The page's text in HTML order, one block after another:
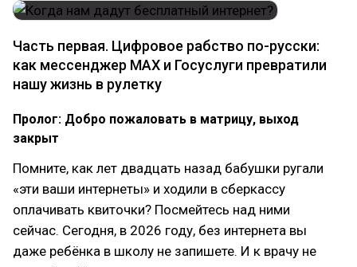
Часть первая. Цифровое рабство по-русски:
как мессенджер MAX и Госуслуги превратили
нашу жизнь в рулетку
Пролог: Добро пожаловать в матрицу, выход
закрыт
Помните, как лет двадцать назад бабушки ругали
«эти ваши интернеты» и ходили в сберкассу
оплачивать квиточки? Посмейтесь над ними
сейчас. Сегодня, в 2026 году, без интернета вы
даже ребёнка в школу не запишете. И к врачу не